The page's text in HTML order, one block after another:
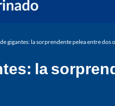
gigantes: la sorprendente pelea entre dos
la